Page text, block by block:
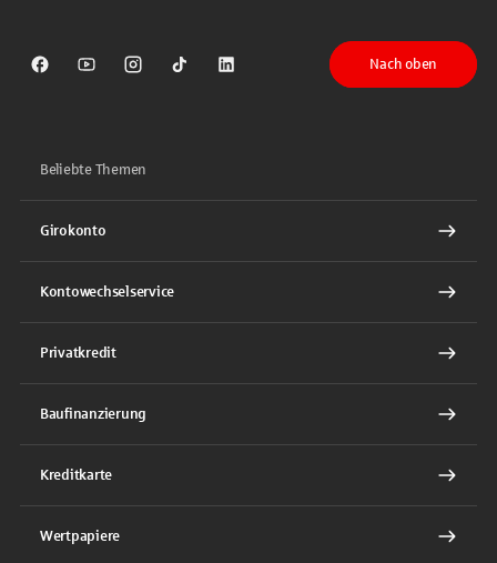
Sparkasse auf Facebook
Sparkasse auf Youtube
Sparkasse auf Instagram
Sparkasse auf TikTok
Sparkasse auf LinkedIn
Nach oben
Beliebte Themen
Girokonto
Kontowechselservice
Privatkredit
Baufinanzierung
Kreditkarte
Wertpapiere